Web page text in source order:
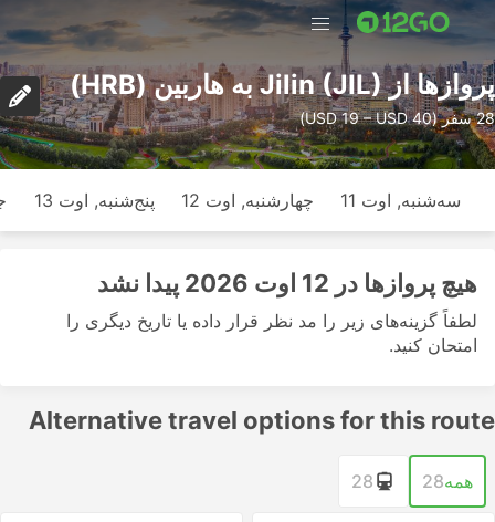
پرواز‌ها از Jilin (JIL) به هاربین (HRB)
28 سفر (USD 19 – USD 40)
سه‌شنبه, اوت 11 چهارشنبه, اوت 12 پنج‌شنبه, اوت 13
هیچ پرواز‌ها در 12 اوت 2026 پیدا نشد
لطفاً گزینه‌های زیر را مد نظر قرار داده یا تاریخ دیگری را
امتحان کنید.
Alternative travel options for this route
همه28
28